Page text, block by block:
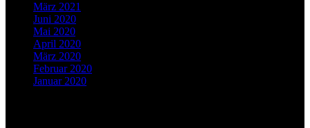
März 2021
Juni 2020
Mai 2020
April 2020
März 2020
Februar 2020
Januar 2020